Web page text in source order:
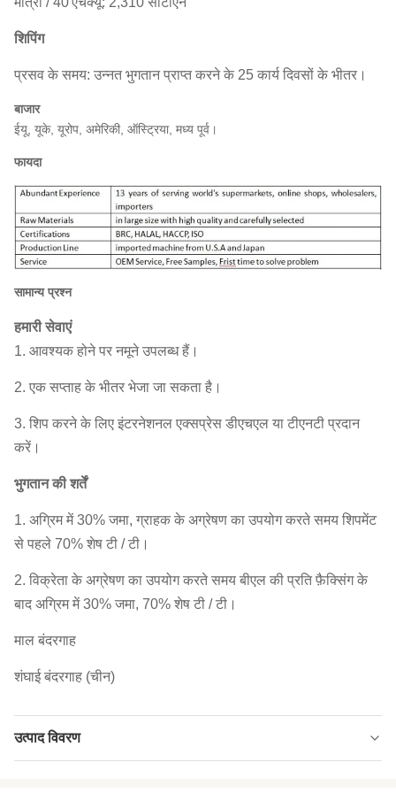
शिपिंग
प्रसव के समय: उन्नत भुगतान प्राप्त करने के 25 कार्य दिवसों के भीतर।
बाजार
ईयू, यूके, यूरोप, अमेरिकी, ऑस्ट्रिया, मध्य पूर्व।
फायदा
सामान्य प्रश्न
हमारी सेवाएं
1. आवश्यक होने पर नमूने उपलब्ध हैं।
2. एक सप्ताह के भीतर भेजा जा सकता है।
3. शिप करने के लिए इंटरनेशनल एक्सप्रेस डीएचएल या टीएनटी प्रदान
करें।
भुगतान की शर्तें
1. अग्रिम में 30% जमा, ग्राहक के अग्रेषण का उपयोग करते समय शिपमेंट
से पहले 70% शेष टी / टी।
2. विक्रेता के अग्रेषण का उपयोग करते समय बीएल की प्रति फ़ैक्सिंग के
बाद अग्रिम में 30% जमा, 70% शेष टी / टी।
माल बंदरगाह
शंघाई बंदरगाह (चीन)
उत्पाद विवरण